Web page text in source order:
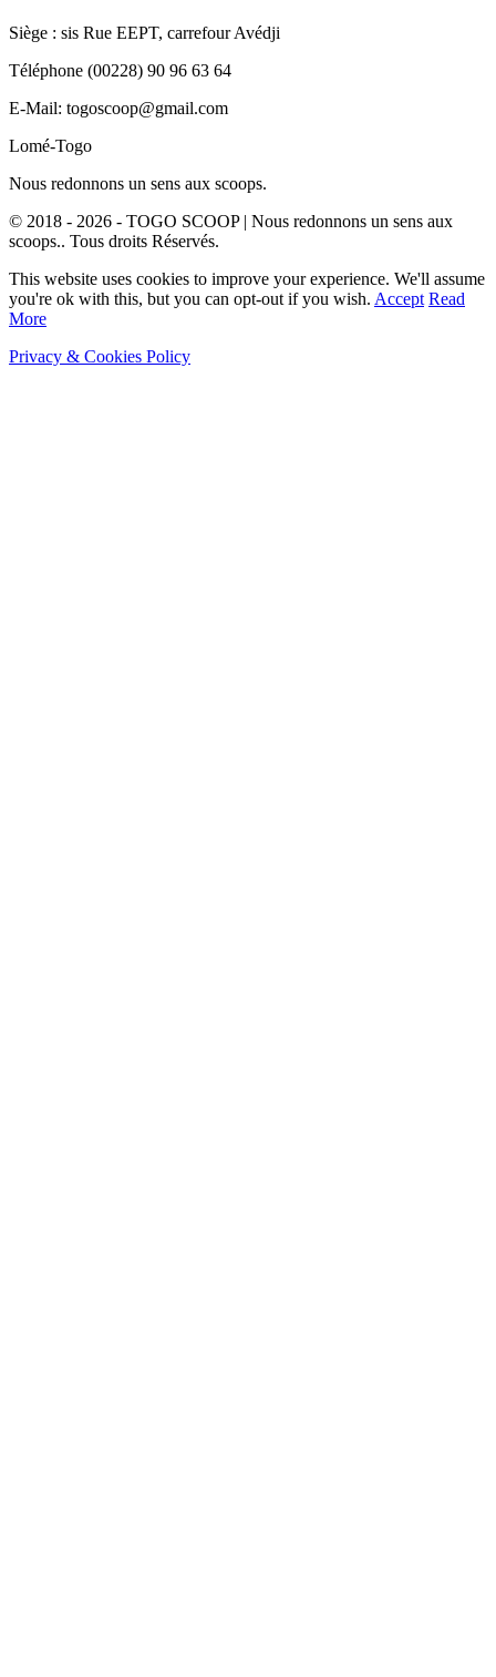
Siège : sis Rue EEPT, carrefour Avédji
Téléphone (00228) 90 96 63 64
E-Mail: togoscoop@gmail.com
Lomé-Togo
Nous redonnons un sens aux scoops.
© 2018 - 2026 - TOGO SCOOP | Nous redonnons un sens aux
scoops.. Tous droits Réservés.
This website uses cookies to improve your experience. We'll assume
you're ok with this, but you can opt-out if you wish. Accept Read
More
Privacy & Cookies Policy